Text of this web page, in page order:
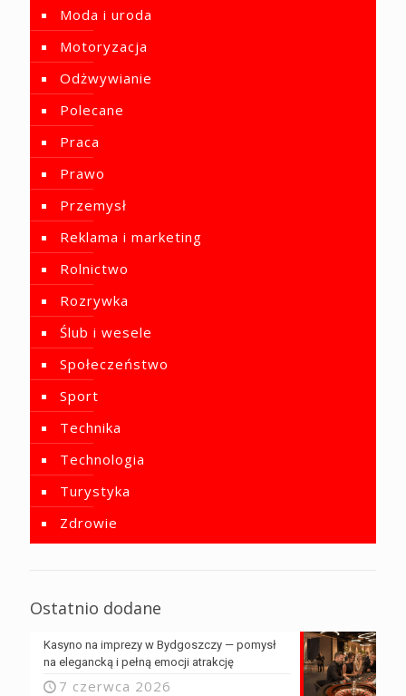
Moda i uroda
Motoryzacja
Odżwywianie
Polecane
Praca
Prawo
Przemysł
Reklama i marketing
Rolnictwo
Rozrywka
Ślub i wesele
Społeczeństwo
Sport
Technika
Technologia
Turystyka
Zdrowie
Ostatnio dodane
Kasyno na imprezy w Bydgoszczy — pomysł
na elegancką i pełną emocji atrakcję
7 czerwca 2026